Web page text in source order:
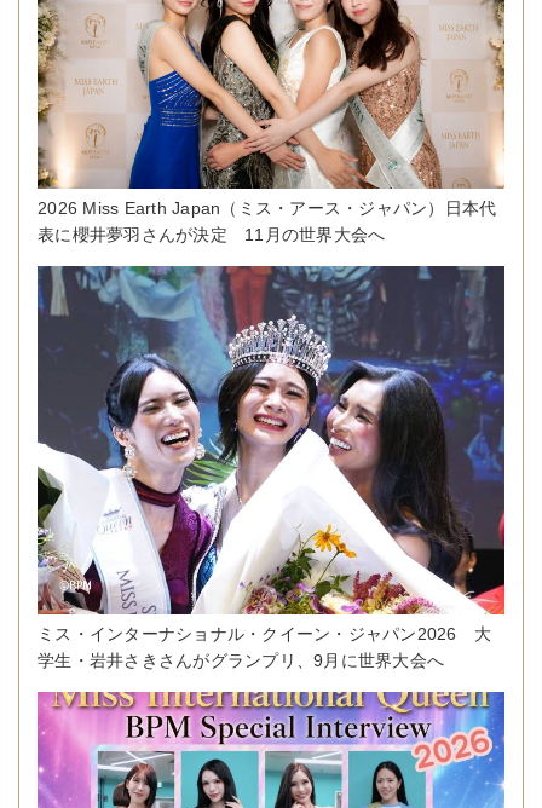
2026 Miss Earth Japan（ミス・アース・ジャパン）日本代
表に櫻井夢羽さんが決定 11月の世界大会へ
ミス・インターナショナル・クイーン・ジャパン2026 大
学生・岩井さきさんがグランプリ、9月に世界大会へ